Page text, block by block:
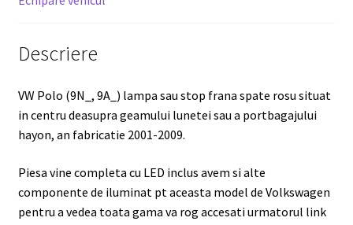
Descriere
VW Polo (9N_, 9A_) lampa sau stop frana spate rosu situat
in centru deasupra geamului lunetei sau a portbagajului
hayon, an fabricatie 2001-2009.
Piesa vine completa cu LED inclus avem si alte
componente de iluminat pt aceasta model de Volkswagen
pentru a vedea toata gama va rog accesati urmatorul link